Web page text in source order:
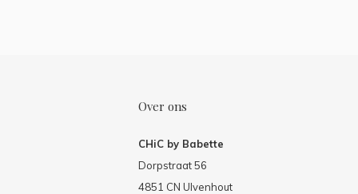
Over ons
CHiC by Babette
Dorpstraat 56
4851 CN Ulvenhout